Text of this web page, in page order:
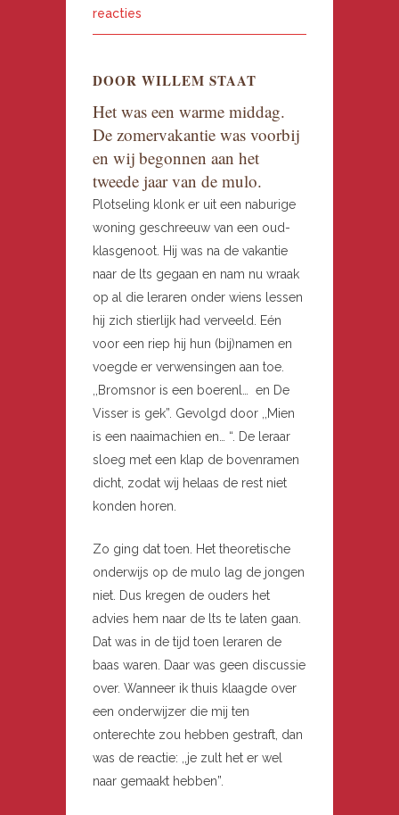
reacties
DOOR WILLEM STAAT
Het was een warme middag.
De zomervakantie was voorbij
en wij begonnen aan het
tweede jaar van de mulo.
Plotseling klonk er uit een naburige
woning geschreeuw van een oud-
klasgenoot. Hij was na de vakantie
naar de lts gegaan en nam nu wraak
op al die leraren onder wiens lessen
hij zich stierlijk had verveeld. Eén
voor een riep hij hun (bij)namen en
voegde er verwensingen aan toe.
,,Bromsnor is een boerenl… en De
Visser is gek”. Gevolgd door ,,Mien
is een naaimachien en… “. De leraar
sloeg met een klap de bovenramen
dicht, zodat wij helaas de rest niet
konden horen.
Zo ging dat toen. Het theoretische
onderwijs op de mulo lag de jongen
niet. Dus kregen de ouders het
advies hem naar de lts te laten gaan.
Dat was in de tijd toen leraren de
baas waren. Daar was geen discussie
over. Wanneer ik thuis klaagde over
een onderwijzer die mij ten
onterechte zou hebben gestraft, dan
was de reactie: ,,je zult het er wel
naar gemaakt hebben”.